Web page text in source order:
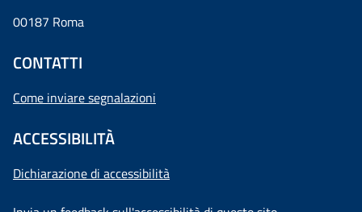
00187 Roma
CONTATTI
Come inviare segnalazioni
ACCESSIBILITÀ
Dichiarazione di accessibilità